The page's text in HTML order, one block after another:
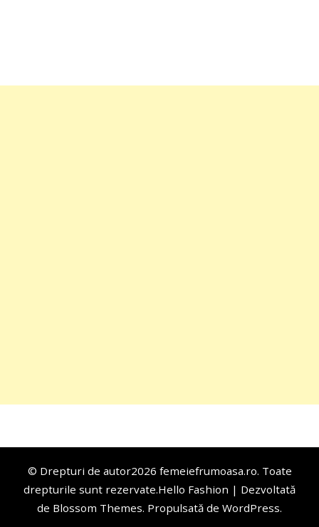
© Drepturi de autor2026 femeiefrumoasa.ro. Toate
drepturile sunt rezervate.Hello Fashion | Dezvoltată
de Blossom Themes. Propulsată de WordPress.